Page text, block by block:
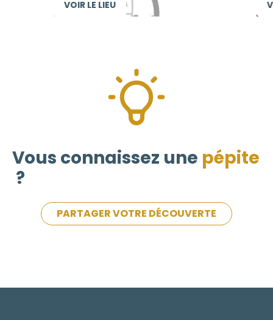
VOIR LE LIEU
Vous connaissez une pépite
?
PARTAGER VOTRE DÉCOUVERTE